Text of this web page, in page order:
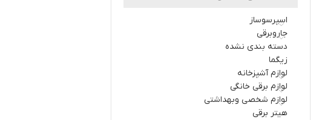
اسپرسوساز
جاروبرقی
دسته بندی نشده
زیگما
لوازم آشپزخانه
لوازم برقی خانگی
لوازم شخصی وبهداشتی
هیتر برقی